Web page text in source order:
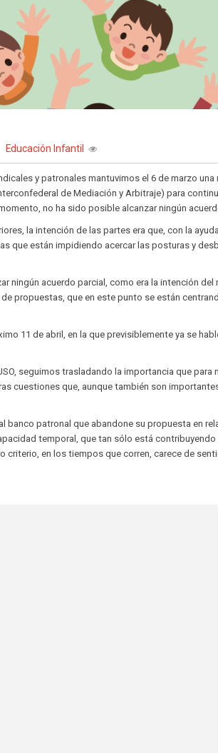
Educación Infantil
y patronales mantuvimos el 6 de marzo una
de Mediación y Arbitraje) para
no ha sido posible alcanzar ningún
la intención de las partes era que, con la
que están impidiendo acercar las posturas y
ningún acuerdo parcial, como era la intención del
propuestas, que en este punto se están
11 de abril, en la que previsiblemente ya se
seguimos trasladando la importancia que para
cuestiones que, aunque también son
patronal que abandone su propuesta en
temporal, que tan sólo está
criterio, en los tiempos que corren, carece de